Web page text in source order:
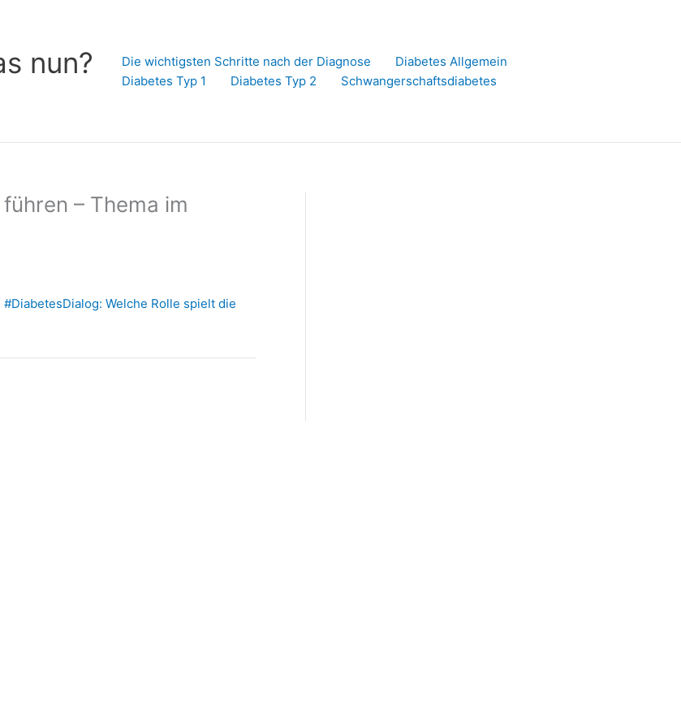
nun? Die wichtigsten Schritte nach der Diagnose
Diabetes Allgemein
Diabetes Typ 1
Diabetes Typ 2 Schwangerschaftsdiabetes
– Thema im